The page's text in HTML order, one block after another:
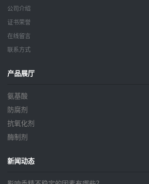
公司介绍
证书荣誉
在线留言
联系方式
产品展厅
氨基酸
防腐剂
抗氧化剂
酶制剂
新闻动态